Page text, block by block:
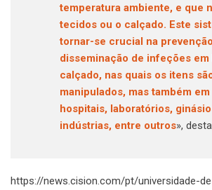
temperatura ambiente, e que
tecidos ou o calçado. Este
tornar-se crucial na
disseminação de infeções em
calçado, nas quais os itens
manipulados, mas também
hospitais, laboratórios,
indústrias, entre outros»,
https://news.cision.com/pt/universidade-